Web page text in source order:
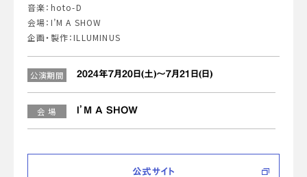
音楽：hoto-D
会場：I’M A SHOW
企画・製作：ILLUMINUS
公演期間 2024年7月20日(土)～7月21日(日)
会 場 I’M A SHOW
公式サイト